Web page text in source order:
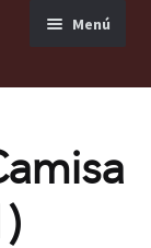
Menú
Polo (Parte 1)